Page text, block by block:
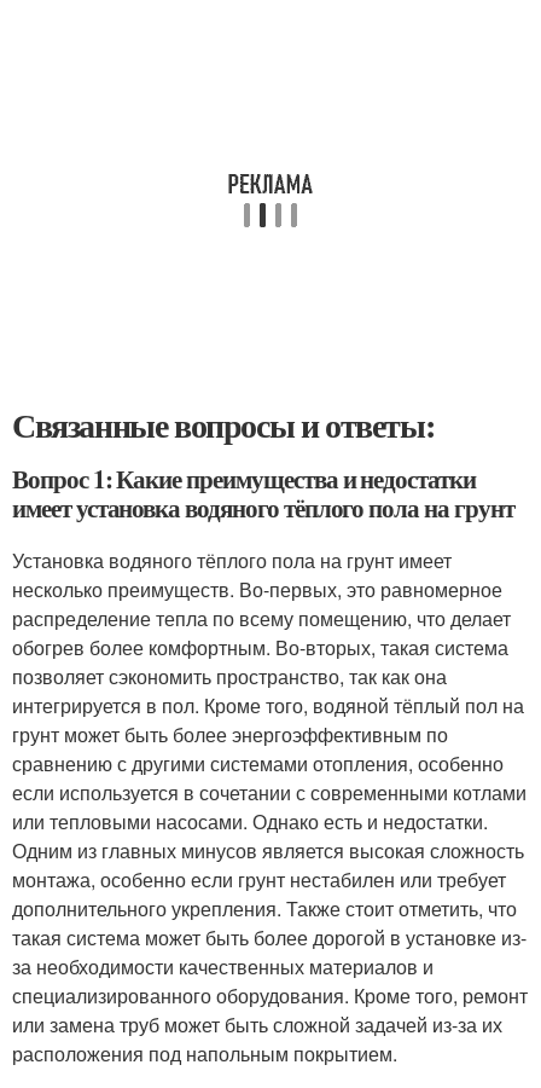
Связанные вопросы и ответы:
Вопрос 1: Какие преимущества и недостатки
имеет установка водяного тёплого пола на грунт
Установка водяного тёплого пола на грунт имеет
несколько преимуществ. Во-первых, это равномерное
распределение тепла по всему помещению, что делает
обогрев более комфортным. Во-вторых, такая система
позволяет сэкономить пространство, так как она
интегрируется в пол. Кроме того, водяной тёплый пол на
грунт может быть более энергоэффективным по
сравнению с другими системами отопления, особенно
если используется в сочетании с современными котлами
или тепловыми насосами. Однако есть и недостатки.
Одним из главных минусов является высокая сложность
монтажа, особенно если грунт нестабилен или требует
дополнительного укрепления. Также стоит отметить, что
такая система может быть более дорогой в установке из-
за необходимости качественных материалов и
специализированного оборудования. Кроме того, ремонт
или замена труб может быть сложной задачей из-за их
расположения под напольным покрытием.